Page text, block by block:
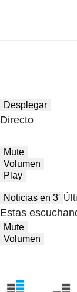
Desplegar
Directo
Mute
Volumen
Play
Noticias en 3′
Estas
Mute
Volumen